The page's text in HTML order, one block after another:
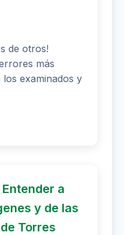
de otros!
más
examinados y
a
y de las
Torres